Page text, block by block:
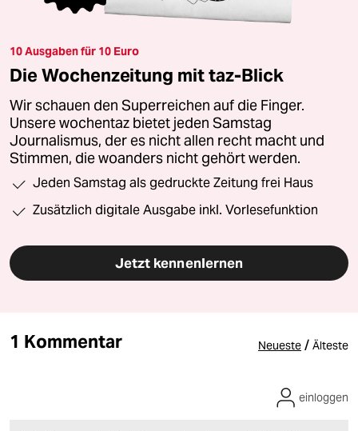
10 Ausgaben für 10 Euro
Die Wochenzeitung mit taz-Blick
Wir schauen den Superreichen auf die Finger.
Unsere wochentaz bietet jeden Samstag
Journalismus, der es nicht allen recht macht und
Stimmen, die woanders nicht gehört werden.
Jeden Samstag als gedruckte Zeitung frei Haus
Zusätzlich digitale Ausgabe inkl. Vorlesefunktion
Jetzt kennenlernen
1 Kommentar Neueste / Älteste
einloggen